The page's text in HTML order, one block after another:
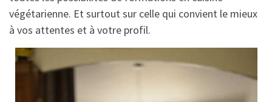
végétarienne. Et surtout sur celle qui convient le mieux
à vos attentes et à votre profil.